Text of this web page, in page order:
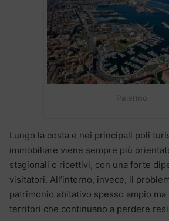
Palermo
Lungo la costa e nei principali poli
immobiliare viene sempre più
stagionali o ricettivi, con una forte
visitatori. All’interno, invece, il
patrimonio abitativo spesso ampio
territori che continuano a perdere